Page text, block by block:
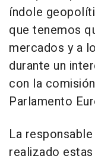
índole
que tenemos
mercados y a
durante un
con la
Parlamento
La
realizado